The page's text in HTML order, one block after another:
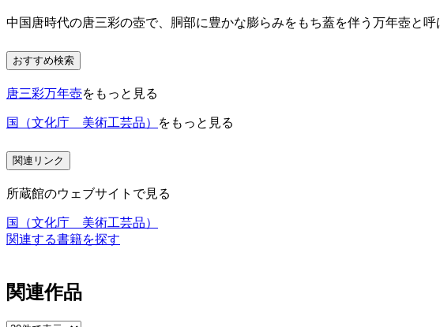
中国唐時代の唐三彩の壺で、胴部に豊かな膨らみをもち蓋を伴う万年壺と
おすすめ検索
唐三彩万年壺をもっと見る
国（文化庁 美術工芸品） をもっと見る
関連リンク
所蔵館のウェブサイトで見る
国（文化庁 美術工芸品）
関連する書籍を探す
関連作品